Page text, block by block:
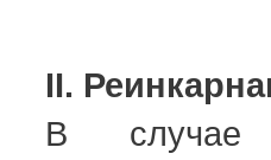
II.
В